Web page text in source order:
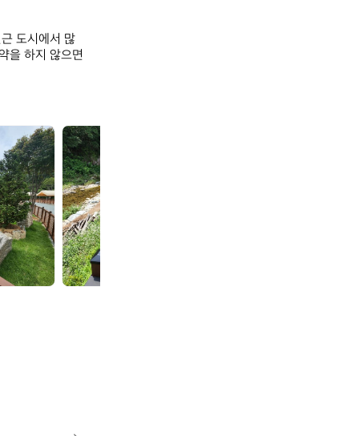
도시에서 많
을 하지 않으면
그
자
리
야
영
장